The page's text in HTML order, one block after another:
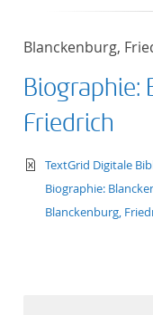
Blanckenburg,
Biographie:
Friedrich
text/xml
TextGrid Digitale
Biographie:
Blanckenburg,